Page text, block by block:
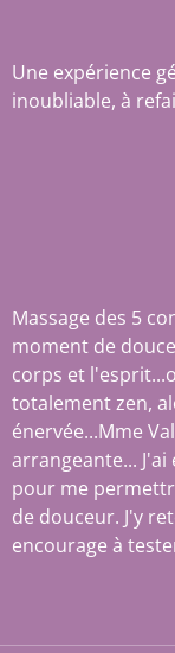
Une expérience
inoubliable, à
Massage des 5
moment de
corps et
totalement zen,
énervée...Mme
arrangeante...
pour me
de douceur. J'y
encourage à